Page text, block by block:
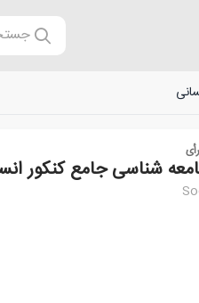
رأی
شناسی جامع کنکور